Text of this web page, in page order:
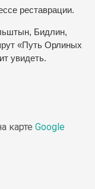
реставрации.
Бидлин,
«Путь Орлиных
увидеть.
карте Google